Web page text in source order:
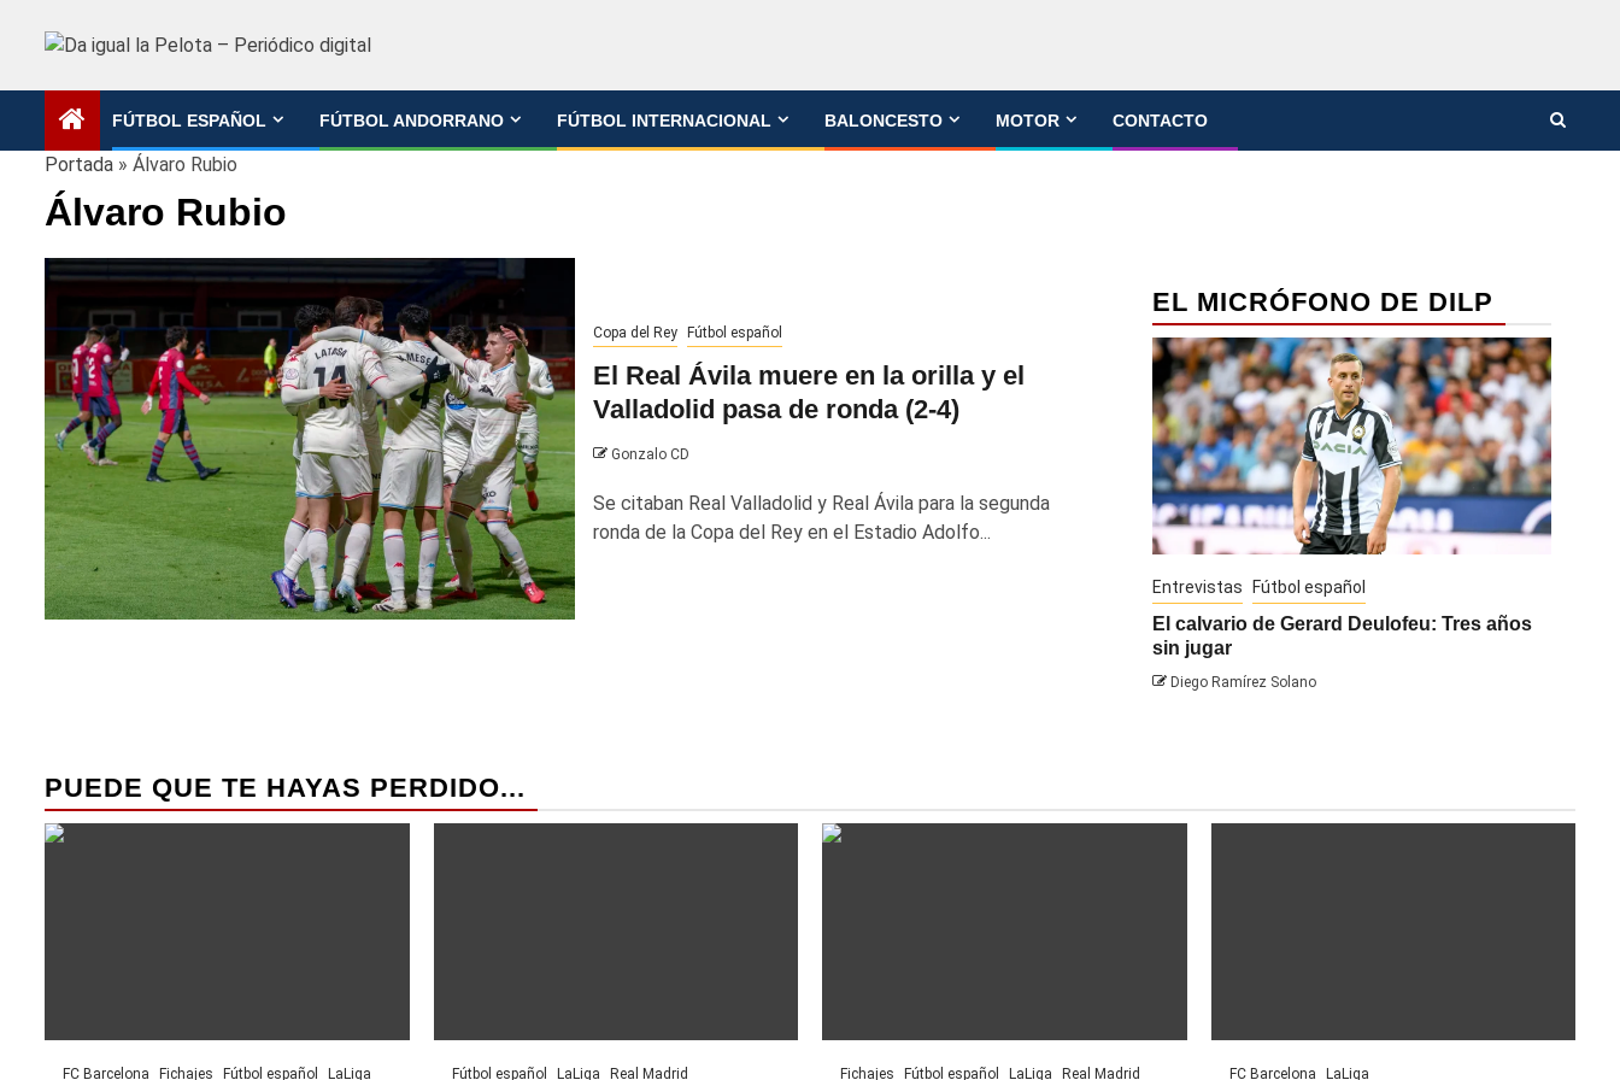
FÚTBOL ESPAÑOL FÚTBOL ANDORRANO FÚTBOL INTERNACIONAL BALONCESTO MOTOR CONTACTO
Portada » Álvaro Rubio
Álvaro Rubio
Copa del Rey Fútbol español
El Real Ávila muere en la orilla y el
Valladolid pasa de ronda (2-4)
Gonzalo CD
Se citaban Real Valladolid y Real Ávila para la segunda
ronda de la Copa del Rey en el Estadio Adolfo...
EL MICRÓFONO DE DILP
Entrevistas Fútbol español
El calvario de Gerard Deulofeu: Tres años
sin jugar
Diego Ramírez Solano
PUEDE QUE TE HAYAS PERDIDO...
FC Barcelona Fichajes Fútbol español LaLiga Fútbol español LaLiga Real Madrid Fichajes Fútbol español LaLiga Real Madrid FC Barcelona LaLiga